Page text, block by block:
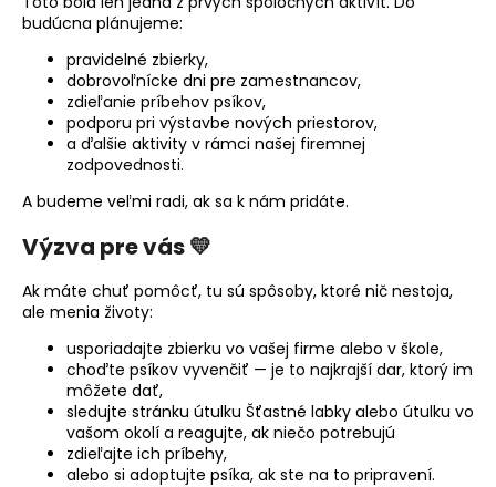
budúcna plánujeme:
pravidelné zbierky,
dobrovoľnícke dni pre zamestnancov,
zdieľanie príbehov psíkov,
podporu pri výstavbe nových priestorov,
a ďalšie aktivity v rámci našej firemnej
zodpovednosti.
A budeme veľmi radi, ak sa k nám pridáte.
Výzva pre vás💛
Ak máte chuť pomôcť, tu sú spôsoby, ktoré nič nestoja,
ale menia životy:
usporiadajte zbierku vo vašej firme alebo v škole,
choďte psíkov vyvenčiť — je to najkrajší dar, ktorý im
môžete dať,
sledujte stránku útulku Šťastné labky alebo útulku vo
vašom okolí a reagujte, ak niečo potrebujú
zdieľajte ich príbehy,
alebo si adoptujte psíka, ak ste na to pripravení.